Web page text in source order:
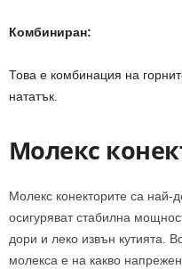
Комбиниран:
Това е комбинация на
нататък.
Молекс
Молекс конекторите са най-
осигуряват стабилна
дори и леко извън кутията.
молекса е на какво